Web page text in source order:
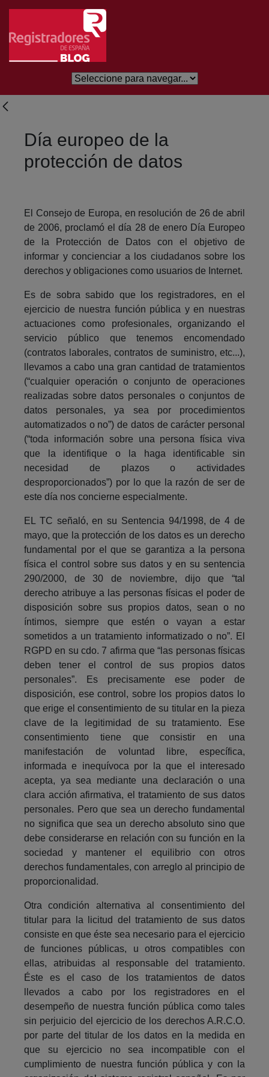
Eduki nagusira joan
Día europeo de la
protección de datos
El Consejo de Europa, en resolución de 26 de abril
de 2006, proclamó el día 28 de enero Día Europeo
de la Protección de Datos con el objetivo de
informar y concienciar a los ciudadanos sobre los
derechos y obligaciones como usuarios de Internet.
Es de sobra sabido que los registradores, en el
ejercicio de nuestra función pública y en nuestras
actuaciones como profesionales, organizando el
servicio público que tenemos encomendado
(contratos laborales, contratos de suministro, etc...),
llevamos a cabo una gran cantidad de tratamientos
(“cualquier operación o conjunto de operaciones
realizadas sobre datos personales o conjuntos de
datos personales, ya sea por procedimientos
automatizados o no”) de datos de carácter personal
(“toda información sobre una persona física viva
que la identifique o la haga identificable sin
necesidad de plazos o actividades
desproporcionados”) por lo que la razón de ser de
este día nos concierne especialmente.
EL TC señaló, en su Sentencia 94/1998, de 4 de
mayo, que la protección de los datos es un derecho
fundamental por el que se garantiza a la persona
física el control sobre sus datos y en su sentencia
290/2000, de 30 de noviembre, dijo que “tal
derecho atribuye a las personas físicas el poder de
disposición sobre sus propios datos, sean o no
íntimos, siempre que estén o vayan a estar
sometidos a un tratamiento informatizado o no”. El
RGPD en su cdo. 7 afirma que “las personas físicas
deben tener el control de sus propios datos
personales”. Es precisamente ese poder de
disposición, ese control, sobre los propios datos lo
que erige el consentimiento de su titular en la pieza
clave de la legitimidad de su tratamiento. Ese
consentimiento tiene que consistir en una
manifestación de voluntad libre, específica,
informada e inequívoca por la que el interesado
acepta, ya sea mediante una declaración o una
clara acción afirmativa, el tratamiento de sus datos
personales. Pero que sea un derecho fundamental
no significa que sea un derecho absoluto sino que
debe considerarse en relación con su función en la
sociedad y mantener el equilibrio con otros
derechos fundamentales, con arreglo al principio de
proporcionalidad.
Otra condición alternativa al consentimiento del
titular para la licitud del tratamiento de sus datos
consiste en que éste sea necesario para el ejercicio
de funciones públicas, u otros compatibles con
ellas, atribuidas al responsable del tratamiento.
Éste es el caso de los tratamientos de datos
llevados a cabo por los registradores en el
desempeño de nuestra función pública como tales
sin perjuicio del ejercicio de los derechos A.R.C.O.
por parte del titular de los datos en la medida en
que su ejercicio no sea incompatible con el
cumplimiento de nuestra función pública y con la